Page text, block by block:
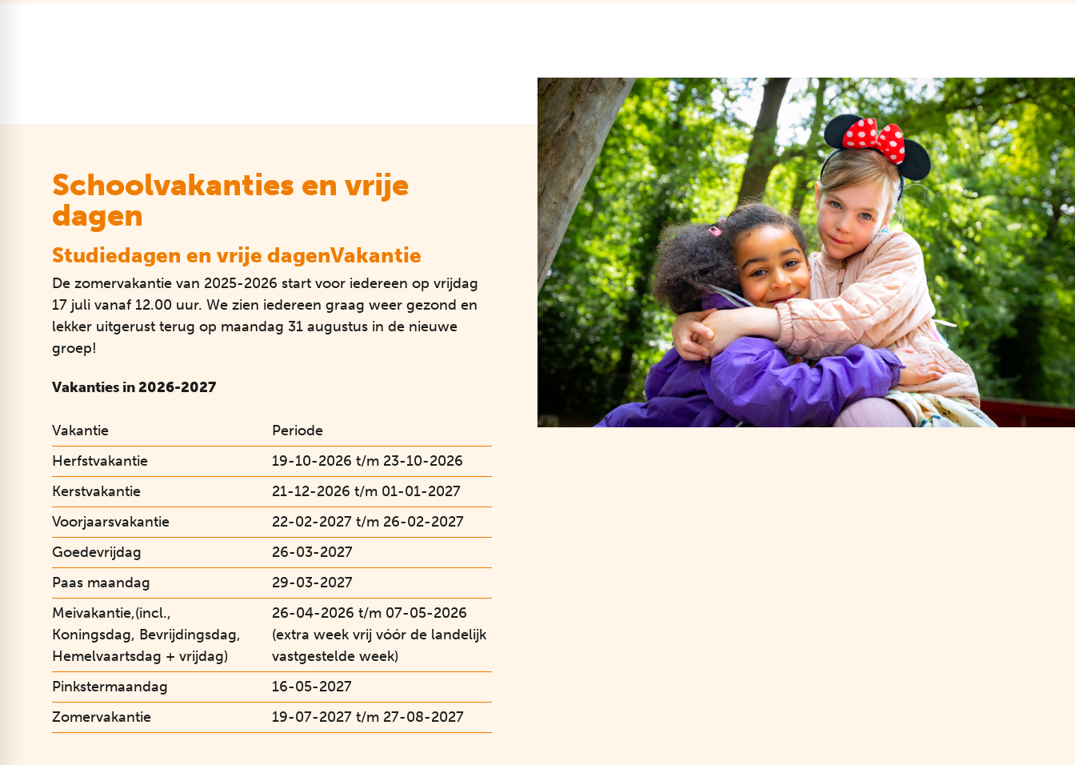
Schoolvakanties en vrije
dagen
Studiedagen en vrije dagenVakantie
De zomervakantie van 2025-2026 start voor iedereen op vrijdag
17 juli vanaf 12.00 uur. We zien iedereen graag weer gezond en
lekker uitgerust terug op maandag 31 augustus in de nieuwe
groep!
Vakanties in 2026-2027​
Vakantie
Periode
Herfstvakantie
19-10-2026 t/m 23-10-2026
Kerstvakantie
21-12-2026 t/m 01-01-2027
Voorjaarsvakantie
22-02-2027 t/m 26-02-2027
Goedevrijdag
26-03-2027
Paas maandag
29-03-2027
Meivakantie,(incl.,
Koningsdag, Bevrijdingsdag,
Hemelvaartsdag + vrijdag)
26-04-2026 t/m 07-05-2026
(extra week vrij vóór de landelijk
vastgestelde week)
Pinkstermaandag
16-05-2027
Zomervakantie
19-07-2027 t/m 27-08-2027